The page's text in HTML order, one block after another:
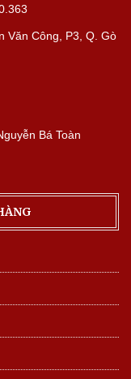
Văn Công, P3, Q. Gò
Bá Toàn